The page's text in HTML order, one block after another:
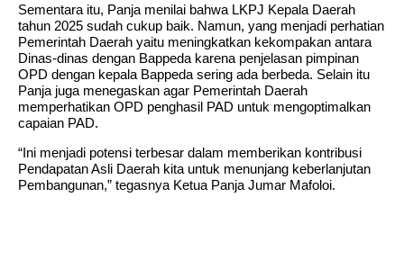
Sementara itu, Panja menilai bahwa LKPJ Kepala Daerah
tahun 2025 sudah cukup baik. Namun, yang menjadi perhatian
Pemerintah Daerah yaitu meningkatkan kekompakan antara
Dinas-dinas dengan Bappeda karena penjelasan pimpinan
OPD dengan kepala Bappeda sering ada berbeda. Selain itu
Panja juga menegaskan agar Pemerintah Daerah
memperhatikan OPD penghasil PAD untuk mengoptimalkan
capaian PAD.
“Ini menjadi potensi terbesar dalam memberikan kontribusi
Pendapatan Asli Daerah kita untuk menunjang keberlanjutan
Pembangunan,” tegasnya Ketua Panja Jumar Mafoloi.